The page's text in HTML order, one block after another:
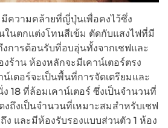
ความคล้ายที่ญี่ปุ่นเพื่อคงไว้ซึ่ง
ในตกแต่งโทนสีเข้ม ตัดกับแสงไฟที่มี
การต้อนรับที่อบอุ่นทั้งจากเชฟและ
ร้าน ห้องหลักจะมีเคาน์เตอร์ตรง
น์เตอร์จะเป็นพื้นที่การจัดเตรียมและ
18 ที่ล้อมเคาน์เตอร์ ซึ่งเป็นจำนวนที่
งถึงเป็นจำนวนที่เหมาะสมสำหรับเชฟ
และมีห้องรับรองแบบส่วนตัว 1 ห้อง